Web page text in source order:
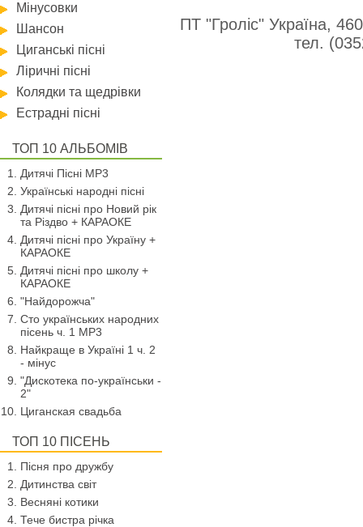
Мінусовки
Шансон
Циганські пісні
Ліричні пісні
Колядки та щедрівки
Естрадні пісні
ТОП 10 АЛЬБОМІВ
Дитячі Пісні MP3
Українські народні пісні
Дитячі пісні про Новий рік
та Різдво + КАРАОКЕ
Дитячі пісні про Україну +
КАРАОКЕ
Дитячі пісні про школу +
КАРАОКЕ
"Найдорожча"
Сто українських народних
пісень ч. 1 МР3
Найкраще в Україні 1 ч. 2
- мінус
"Дискотека по-українськи -
2"
Циганская свадьба
ТОП 10 ПІСЕНЬ
Пісня про дружбу
Дитинства світ
Весняні котики
Тече бистра річка
ПТ "Гроліс" Україна,
тел.